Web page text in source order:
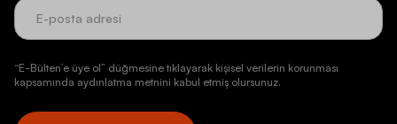
“E-Bülten’e üye ol” düğmesine tıklayarak kişisel verilerin korunması
kapsamında aydınlatma metnini kabul etmiş olursunuz.